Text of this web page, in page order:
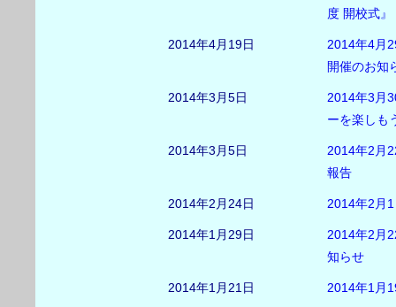
度 開校式
2014年4月19日
2014年4月
開催のお知
2014年3月5日
2014年3月
ーを楽しも
2014年3月5日
2014年2月
報告
2014年2月24日 2014年2月
2014年1月29日
2014年2月
知らせ
2014年1月21日 2014年1月